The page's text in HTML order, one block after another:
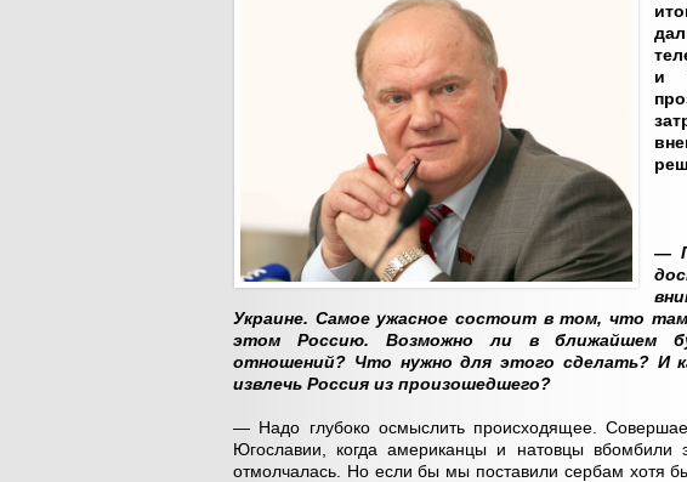
и
—
Украине. Самое ужасное состоит в том, что
этом Россию. Возможно ли в ближайшем
отношений? Что нужно для этого сделать? И
извлечь Россия из произошедшего?
— Надо глубоко осмыслить происходящее.
Югославии, когда американцы и натовцы вбомбили
отмолчалась. Но если бы мы поставили сербам хотя